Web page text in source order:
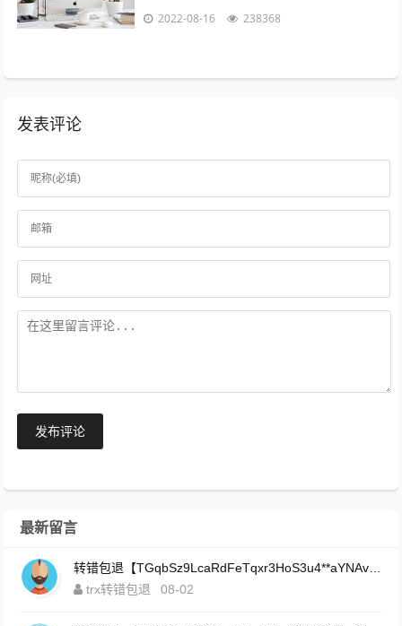
些与火拍短视频为什么不能播了相关的信息
2022-08-16 238368
发表评论
发布评论
最新留言
trx转错包退
08-02